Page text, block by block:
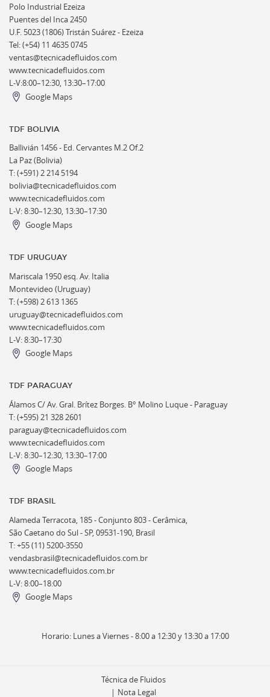
Polo Industrial Ezeiza
Puentes del Inca 2450
U.F. 5023 (1806) Tristán Suárez - Ezeiza
Tel: (+54) 11 4635 0745
ventas@tecnicadefluidos.com
www.tecnicadefluidos.com
L-V:8:00–12:30, 13:30–17:00
Google Maps
TDF BOLIVIA
Ballivián 1456 - Ed. Cervantes M.2 Of.2
La Paz (Bolivia)
T: (+591) 2 214 5194
bolivia@tecnicadefluidos.com
www.tecnicadefluidos.com
L-V: 8:30–12:30, 13:30–17:30
Google Maps
TDF URUGUAY
Mariscala 1950 esq. Av. Italia
Montevideo (Uruguay)
T: (+598) 2 613 1365
uruguay@tecnicadefluidos.com
www.tecnicadefluidos.com
L-V: 8:30–17:30
Google Maps
TDF PARAGUAY
Álamos C/ Av. Gral. Brítez Borges. B° Molino Luque - Paraguay
T: (+595) 21 328 2601
paraguay@tecnicadefluidos.com
www.tecnicadefluidos.com
L-V: 8:30–12:30, 13:30–17:00
Google Maps
TDF BRASIL
Alameda Terracota, 185 - Conjunto 803 - Cerâmica,
São Caetano do Sul - SP, 09531-190, Brasil
T: +55 (11) 5200-3550
vendasbrasil@tecnicadefluidos.com.br
www.tecnicadefluidos.com.br
L-V: 8:00–18:00
Google Maps
Horario: Lunes a Viernes - 8:00 a 12:30 y 13:30 a 17:00
Técnica de Fluidos
Nota Legal